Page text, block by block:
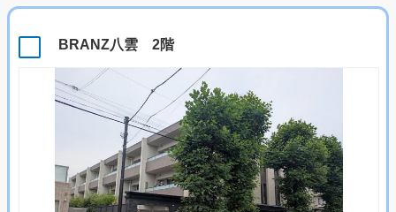
BRANZ八雲 2階